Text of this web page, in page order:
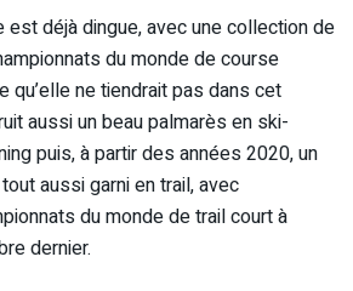
est déjà dingue, avec une collection de
du monde de course
qu’elle ne tiendrait pas dans cet
aussi un beau palmarès en ski-
puis, à partir des années 2020, un
aussi garni en trail, avec
du monde de trail court à
dernier.